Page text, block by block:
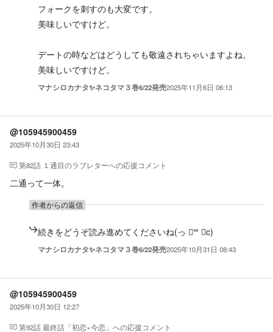
フォークを刺すのも大変です。
美味しいですけど。
デートの時などはどうしても敬遠されちゃいますよね。
美味しいですけど。
マナシロカナタ✨ネコタマ３巻6/22発売2025年11月6日 06:13
@105945900459
2025年10月30日 23:43
第82話 １通目のラブレターへの応援コメント
二通って一体。
作者からの返信
続きをどうぞ読み進めてくださいね(っ ॑꒳ ॑c)
マナシロカナタ✨ネコタマ３巻6/22発売2025年10月31日 08:43
@105945900459
2025年10月30日 12:27
第92話 最終話「初恋×今恋」 への応援コメント